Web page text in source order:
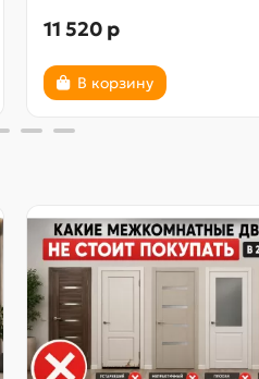
11 520 р
В корзину